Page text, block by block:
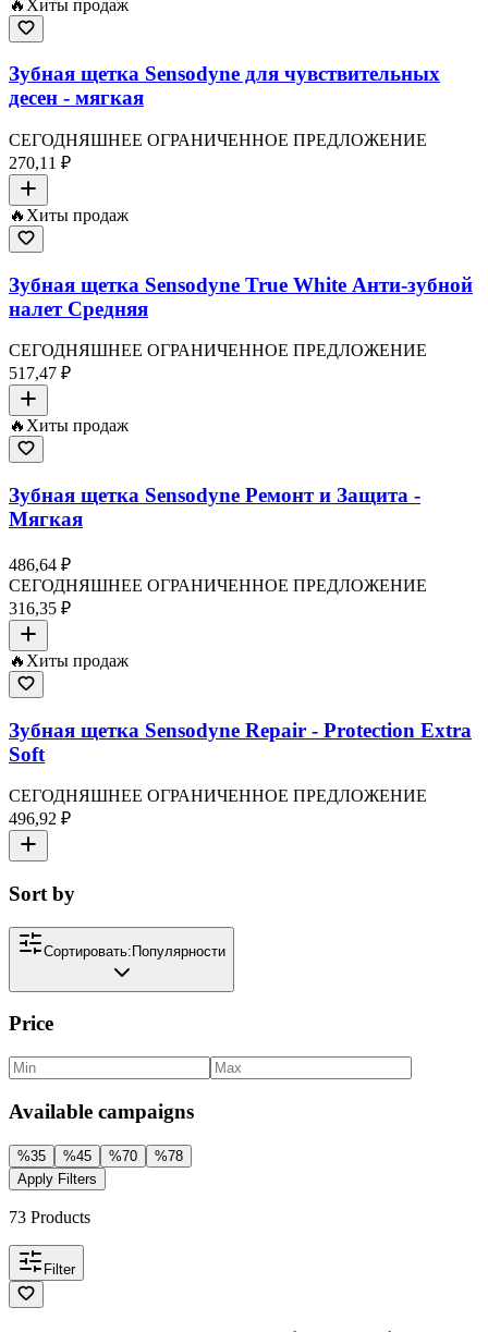
🔥 Хиты продаж
Зубная щетка Sensodyne для чувствительных
десен - мягкая
СЕГОДНЯШНЕЕ ОГРАНИЧЕННОЕ ПРЕДЛОЖЕНИЕ
270,11 ₽
🔥 Хиты продаж
Зубная щетка Sensodyne True White Анти-зубной
налет Средняя
СЕГОДНЯШНЕЕ ОГРАНИЧЕННОЕ ПРЕДЛОЖЕНИЕ
517,47 ₽
🔥Хиты продаж
Зубная щетка Sensodyne Ремонт и Защита -
Мягкая
486,64 ₽
СЕГОДНЯШНЕЕ ОГРАНИЧЕННОЕ ПРЕДЛОЖЕНИЕ
316,35 ₽
🔥 Хиты продаж
Зубная щетка Sensodyne Repair - Protection Extra
Soft
СЕГОДНЯШНЕЕ ОГРАНИЧЕННОЕ ПРЕДЛОЖЕНИЕ
496,92 ₽
Sort by
Сортировать: Популярности
Price
Available campaigns
%35 %45 %70 %78
Apply Filters
73 Products
Filter